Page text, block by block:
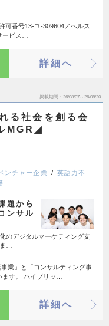
可番号13-ユ-309604／ヘルス
ービス…
詳細へ
掲載期間 26/08/07～26/08/20
る社会を創る会
MGR◢
ンチャー企業
英語力不
題から
ンサル
のデジタルマーケティング支
…
業」と「コンサルティング事
す。 ハイブリッ…
詳細へ